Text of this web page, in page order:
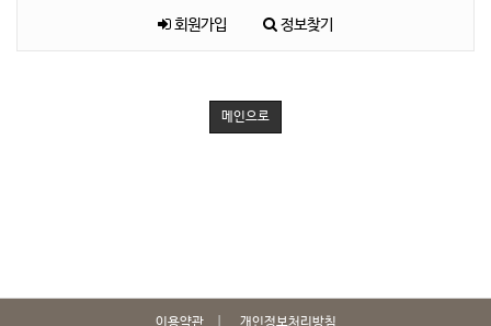
회원가입 정보찾기
메인으로
이용약관 개인정보처리방침